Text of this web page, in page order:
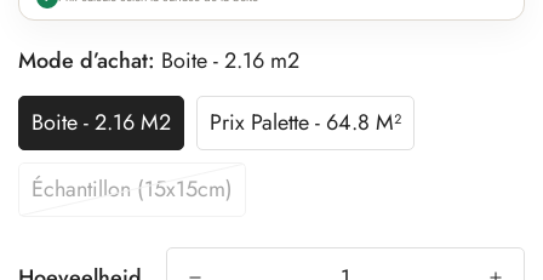
Mode d’achat: Boite - 2.16 m2
Boite - 2.16 M2
Prix Palette - 64.8 M²
Échantillon (15x15cm)